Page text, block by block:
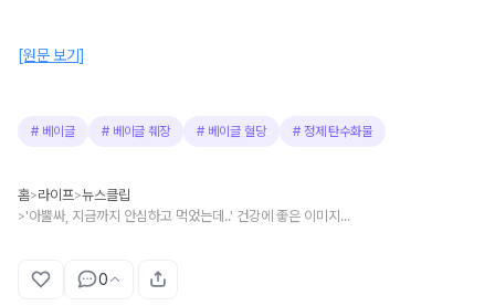
[원문 보기]
# 베이글 # 베이글 췌장 # 베이글 혈당 # 정제 탄수화물
홈>라이프>뉴스클립
> '아뿔싸, 지금까지 안심하고 먹었는데..' 건강에 좋은 이미지지만, 사실 '췌장' 혹사 시킬 수 있는 '이 음식'
0